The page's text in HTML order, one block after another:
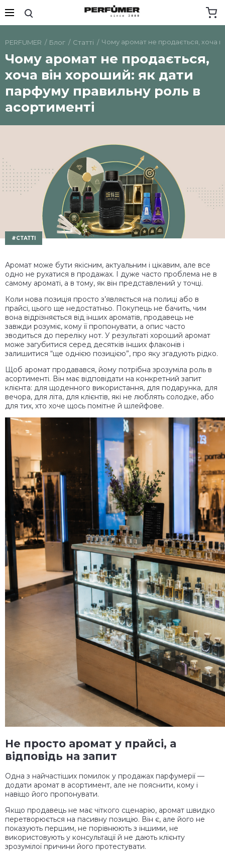
PERFUMER Блог Статті Чому аромат не продається, хоча
Чому аромат не продається,
хоча він хороший: як дати
парфуму правильну роль в
асортименті
#СТАТТІ
Аромат може бути якісним, актуальним і цікавим, але все
одно не рухатися в продажах. І дуже часто проблема не в
самому ароматі, а в тому, як він представлений у точці.
Коли нова позиція просто з’являється на полиці або в
прайсі, цього ще недостатньо. Покупець не бачить, чим
вона відрізняється від інших ароматів, продавець не
завжди розуміє, кому її пропонувати, а опис часто
зводиться до переліку нот. У результаті хороший аромат
може загубитися серед десятків інших флаконів і
залишитися “ще однією позицією”, про яку згадують рідко.
Щоб аромат продавався, йому потрібна зрозуміла роль в
асортименті. Він має відповідати на конкретний запит
клієнта: для щоденного використання, для подарунка, для
вечора, для літа, для клієнтів, які не люблять солодке, або
для тих, хто хоче щось помітне й шлейфове.
Не просто аромат у прайсі, а
відповідь на запит
Одна з найчастіших помилок у продажах парфумерії —
додати аромат в асортимент, але не пояснити, кому і
навіщо його пропонувати.
Якщо продавець не має чіткого сценарію, аромат швидко
перетворюється на пасивну позицію. Він є, але його не
показують першим, не порівнюють з іншими, не
використовують у консультації й не дають клієнту
зрозумілої причини його протестувати.